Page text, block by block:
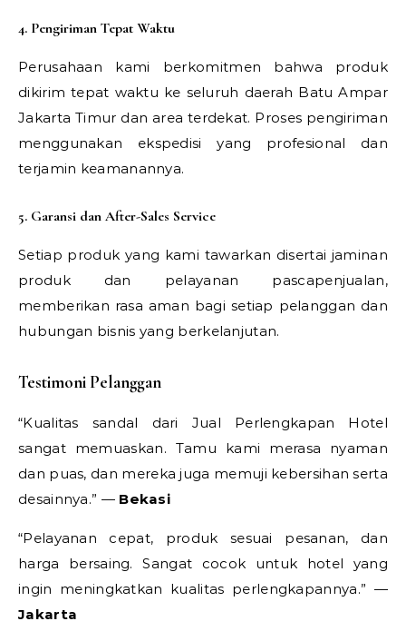
4. Pengiriman Tepat Waktu
Perusahaan kami berkomitmen bahwa produk
dikirim tepat waktu ke seluruh daerah Batu Ampar
Jakarta Timur dan area terdekat. Proses pengiriman
menggunakan ekspedisi yang profesional dan
terjamin keamanannya.
5. Garansi dan After-Sales Service
Setiap produk yang kami tawarkan disertai jaminan
produk dan pelayanan pascapenjualan,
memberikan rasa aman bagi setiap pelanggan dan
hubungan bisnis yang berkelanjutan.
Testimoni Pelanggan
“Kualitas sandal dari Jual Perlengkapan Hotel
sangat memuaskan. Tamu kami merasa nyaman
dan puas, dan mereka juga memuji kebersihan serta
desainnya.” — Bekasi
“Pelayanan cepat, produk sesuai pesanan, dan
harga bersaing. Sangat cocok untuk hotel yang
ingin meningkatkan kualitas perlengkapannya.” —
Jakarta